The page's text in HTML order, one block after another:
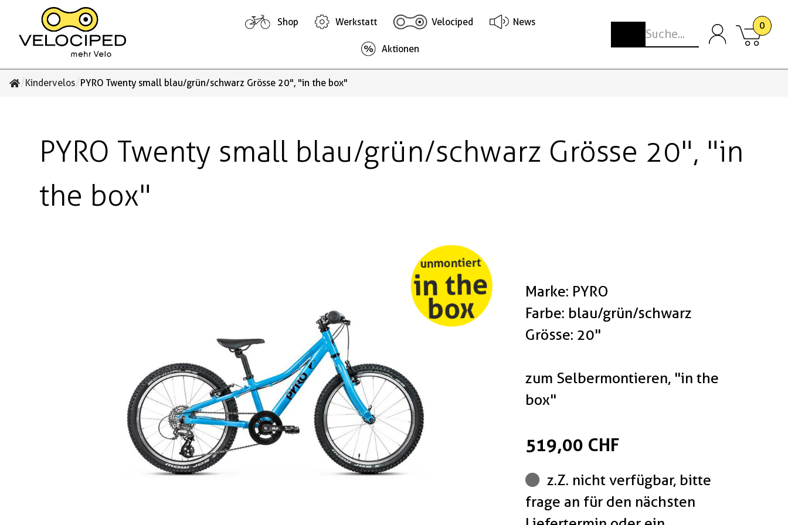
Shop Werkstatt Velociped News
Aktionen
0
/Kindervelos/PYRO Twenty small blau/grün/schwarz Grösse 20", "in the box"
PYRO Twenty small blau/grün/schwarz Grösse 20", "in
the box"
Marke: PYRO
Farbe: blau/grün/schwarz
Grösse: 20"
zum Selbermontieren, "in the
box"
519,00 CHF
z.Z. nicht verfügbar, bitte
frage an für den nächsten